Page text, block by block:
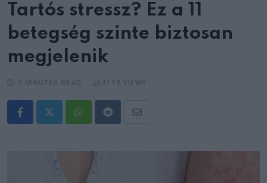
Tartós stressz? Ez a 11
betegség szinte biztosan
megjelenik
WhatsappRedditShare